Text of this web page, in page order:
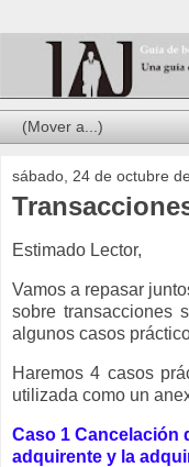
sábado, 24 de octubre
Estimado Lector,
Vamos a repasar
sobre transacciones
algunos casos
Haremos 4 casos
utilizada como un
Caso 1 Cancelación
adquirente y la